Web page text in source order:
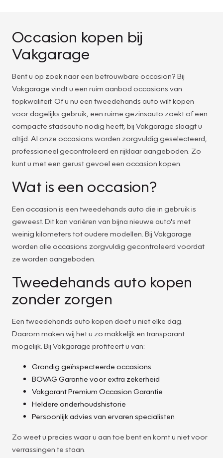
Occasion kopen bij
Vakgarage
Bent u op zoek naar een betrouwbare occasion? Bij
Vakgarage vindt u een ruim aanbod occasions van
topkwaliteit. Of u nu een tweedehands auto wilt kopen
voor dagelijks gebruik, een ruime gezinsauto zoekt of een
compacte stadsauto nodig heeft, bij Vakgarage slaagt u
altijd. Al onze occasions worden zorgvuldig geselecteerd,
professioneel gecontroleerd en rijklaar aangeboden. Zo
kunt u met een gerust gevoel een occasion kopen.
Wat is een occasion?
Een occasion is een tweedehands auto die in gebruik is
geweest. Dit kan variëren van bijna nieuwe auto's met
weinig kilometers tot oudere modellen. Bij Vakgarage
worden alle occasions zorgvuldig gecontroleerd voordat
ze worden aangeboden.
Tweedehands auto kopen
zonder zorgen
Een tweedehands auto kopen doet u niet elke dag.
Daarom maken wij het u zo makkelijk en transparant
mogelijk. Bij Vakgarage profiteert u van:
Grondig geïnspecteerde occasions
BOVAG Garantie voor extra zekerheid
Vakgarant Premium Occasion Garantie
Heldere onderhoudshistorie
Persoonlijk advies van ervaren specialisten
Zo weet u precies waar u aan toe bent en komt u niet voor
verrassingen te staan.